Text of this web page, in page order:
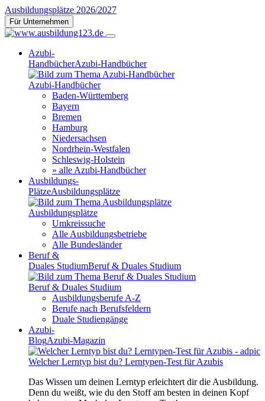
Ausbildungsplätze 2026/2027
Für Unternehmen
Azubi-
HandbücherAzubi-Handbücher
Azubi-Handbücher
Baden-Württemberg
Bayern
Bremen
Hamburg
Niedersachsen
Nordrhein-Westfalen
Schleswig-Holstein
» alle Azubi-Handbücher
Ausbildungs-
PlätzeAusbildungsplätze
Ausbildungsplätze
Umkreissuche
Alle Ausbildungsbetriebe
Alle Bundesländer
Beruf &
Duales StudiumBeruf & Duales Studium
Beruf & Duales Studium
Ausbildungsberufe A-Z
Berufe nach Berufsfeldern
Duale Studiengänge
Azubi-
BlogAzubi-Magazin
Welcher Lerntyp bist du? Lerntypen-Test für Azubis
Das Wissen um deinen Lerntyp erleichtert dir die Ausbildung.
Denn du weißt, wie du den Stoff am besten in deinen Kopf